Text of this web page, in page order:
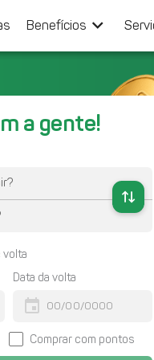
Benefícios keyboard_arrow_down
a gente!
volta
Data da volta
event
Comprar com pontos